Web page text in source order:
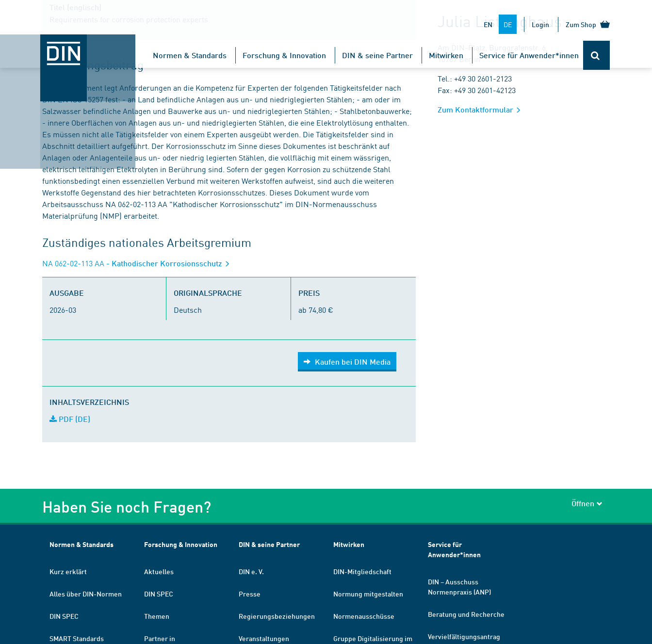
EN DE Login Zum Shop
Normen & Standards Forschung & Innovation DIN & seine Partner Mitwirken Service für Anwender*innen
Einführungsbeitrag
Dieses Dokument legt Anforderungen an die Kompetenz für Experten der folgenden Tätigkeitsfelder nach
DIN EN ISO 15257 fest: - an Land befindliche Anlagen aus un- und niedriglegierten Stählen; - am oder im
Salzwasser befindliche Anlagen und Bauwerke aus un- und niedriglegierten Stählen; - Stahlbetonbauwerke;
- innere Oberflächen von Anlagen aus un- und niedriglegierten Stählen, die eine Elektrolytlösung enthalten.
Es müssen nicht alle Tätigkeitsfelder von einem Experten ausgeübt werden. Die Tätigkeitsfelder sind in
Abschnitt detailliert aufgeführt. Der Korrosionsschutz im Sinne dieses Dokumentes ist beschränkt auf
Anlagen oder Anlagenteile aus un- oder niedrig legierten Stählen, die vollflächig mit einem wässrigen,
elektrisch leitfähigen Elektrolyten in Berührung sind. Sofern der gegen Korrosion zu schützende Stahl
funktionsbedingt einen essenziellen Verbund mit weiteren Werkstoffen aufweist, sind auch die weiteren
Werkstoffe Gegenstand des hier betrachteten Korrosionsschutzes. Dieses Dokument wurde vom
Arbeitsausschuss NA 062-02-113 AA "Kathodischer Korrosionsschutz" im DIN-Normenausschuss
Materialprüfung (NMP) erarbeitet.
Zuständiges nationales Arbeitsgremium
NA 062-02-113 AA - Kathodischer Korrosionsschutz
AUSGABE
2026-03
ORIGINALSPRACHE
Deutsch
PREIS
ab 74,80 €
Kaufen bei DIN Media
INHALTSVERZEICHNIS
PDF (DE)
Julia Listringhaus
Am DIN-Platz, Burggrafenstr. 6
10787 Berlin
Tel.: +49 30 2601-2123
Fax: +49 30 2601-42123
Zum Kontaktformular
Haben Sie noch Fragen? Öffnen
Normen & Standards
Kurz erklärt
Alles über DIN-Normen
DIN SPEC
SMART Standards
Forschung & Innovation
Aktuelles
DIN SPEC
Themen
Partner in
DIN & seine Partner
DIN e. V.
Presse
Regierungsbeziehungen
Veranstaltungen
Mitwirken
DIN-Mitgliedschaft
Normung mitgestalten
Normenausschüsse
Gruppe Digitalisierung im
Service für
Anwender*innen
DIN – Ausschuss
Normenpraxis (ANP)
Beratung und Recherche
Vervielfältigungsantrag